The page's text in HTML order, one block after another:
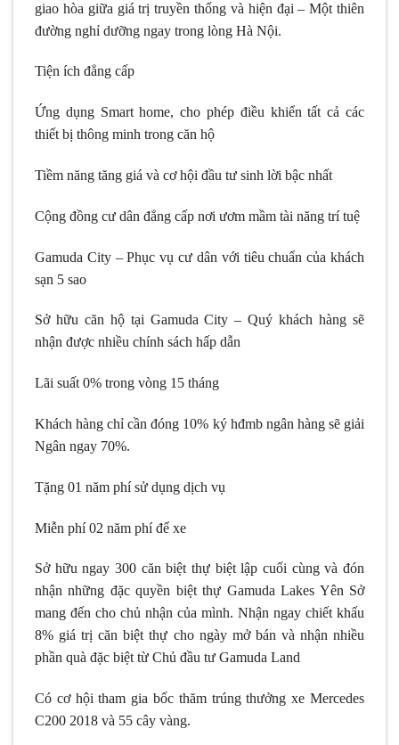
giao hòa giữa giá trị truyền thống và hiện đại – Một thiên
đường nghỉ dưỡng ngay trong lòng Hà Nội.
Tiện ích đẳng cấp
Ứng dụng Smart home, cho phép điều khiển tất cả các
thiết bị thông minh trong căn hộ
Tiềm năng tăng giá và cơ hội đầu tư sinh lời bậc nhất
Cộng đồng cư dân đẳng cấp nơi ươm mầm tài năng trí tuệ
Gamuda City – Phục vụ cư dân với tiêu chuẩn của khách
sạn 5 sao
Sở hữu căn hộ tại Gamuda City – Quý khách hàng sẽ
nhận được nhiều chính sách hấp dẫn
Lãi suất 0% trong vòng 15 tháng
Khách hàng chỉ cần đóng 10% ký hđmb ngân hàng sẽ giải
Ngân ngay 70%.
Tặng 01 năm phí sử dụng dịch vụ
Miễn phí 02 năm phí để xe
Sở hữu ngay 300 căn biệt thự biệt lập cuối cùng và đón
nhận những đặc quyền biệt thự Gamuda Lakes Yên Sở
mang đến cho chủ nhận của mình. Nhận ngay chiết khấu
8% giá trị căn biệt thự cho ngày mở bán và nhận nhiều
phần quà đặc biệt từ Chủ đầu tư Gamuda Land
Có cơ hội tham gia bốc thăm trúng thưởng xe Mercedes
C200 2018 và 55 cây vàng.